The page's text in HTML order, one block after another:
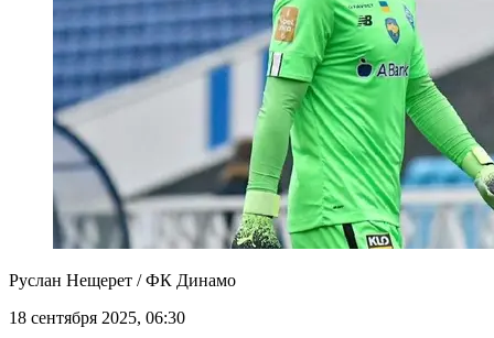
Руслан Нещерет / ФК Динамо
18 сентября 2025, 06:30